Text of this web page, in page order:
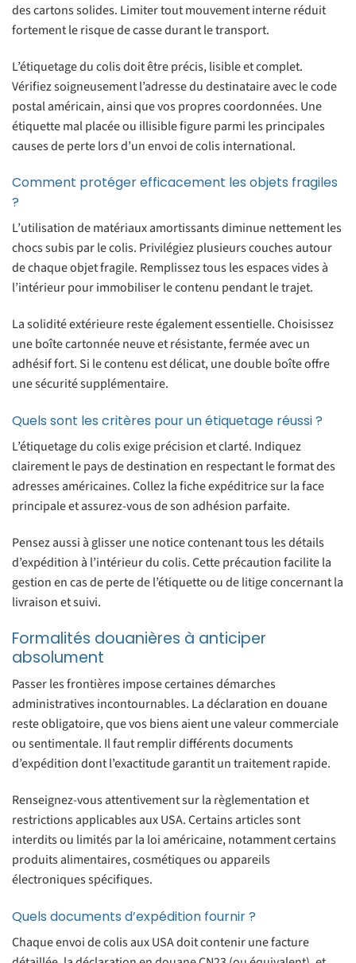
des cartons solides. Limiter tout mouvement interne réduit
fortement le risque de casse durant le transport.
L’étiquetage du colis doit être précis, lisible et complet.
Vérifiez soigneusement l’adresse du destinataire avec le code
postal américain, ainsi que vos propres coordonnées. Une
étiquette mal placée ou illisible figure parmi les principales
causes de perte lors d’un envoi de colis international.
Comment protéger efficacement les objets fragiles
?
L’utilisation de matériaux amortissants diminue nettement les
chocs subis par le colis. Privilégiez plusieurs couches autour
de chaque objet fragile. Remplissez tous les espaces vides à
l’intérieur pour immobiliser le contenu pendant le trajet.
La solidité extérieure reste également essentielle. Choisissez
une boîte cartonnée neuve et résistante, fermée avec un
adhésif fort. Si le contenu est délicat, une double boîte offre
une sécurité supplémentaire.
Quels sont les critères pour un étiquetage réussi ?
L’étiquetage du colis exige précision et clarté. Indiquez
clairement le pays de destination en respectant le format des
adresses américaines. Collez la fiche expéditrice sur la face
principale et assurez-vous de son adhésion parfaite.
Pensez aussi à glisser une notice contenant tous les détails
d’expédition à l’intérieur du colis. Cette précaution facilite la
gestion en cas de perte de l’étiquette ou de litige concernant la
livraison et suivi.
Formalités douanières à anticiper
absolument
Passer les frontières impose certaines démarches
administratives incontournables. La déclaration en douane
reste obligatoire, que vos biens aient une valeur commerciale
ou sentimentale. Il faut remplir différents documents
d’expédition dont l’exactitude garantit un traitement rapide.
Renseignez-vous attentivement sur la règlementation et
restrictions applicables aux USA. Certains articles sont
interdits ou limités par la loi américaine, notamment certains
produits alimentaires, cosmétiques ou appareils
électroniques spécifiques.
Quels documents d’expédition fournir ?
Chaque envoi de colis aux USA doit contenir une facture